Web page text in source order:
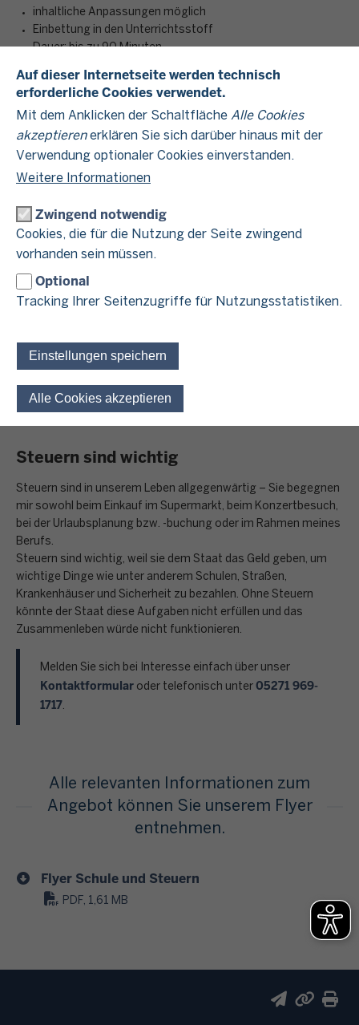
Auf dieser Internetseite werden technisch
erforderliche Cookies verwendet.
Mit dem Anklicken der Schaltfläche Alle Cookies
akzeptierenerklären Sie sich darüber hinaus mit der
Verwendung optionaler Cookies einverstanden.
Weitere Informationen
Zwingend notwendig
Cookies, die für die Nutzung der Seite zwingend
vorhanden sein müssen.
Optional
Tracking Ihrer Seitenzugriffe für Nutzungsstatistiken.
Einstellungen speichern
Alle Cookies akzeptieren
inhaltliche Anpassungen möglich
Einbettung in den Unterrichtsstoff
Dauer: bis zu 90 Minuten
Mitarbeitende der Finanzämter die Schulen in Nordrhein-
Westfalen – ob Real-, Gesamt- oder Kollegschule, aber auch
Gymnasium: Wir erarbeiten gemeinsam mit den Schülerinnen
und Schülern einen grundlegenden Überblick über das
Die Schülerinnen und Schüler lernen interaktiv und praxisnah
verschieden Arten von Steuern kennen und erfahren, wofür
diese verwendet werden. Schwerpunkte liegen dabei auf der
Umsatzsteuer- sowie Einkommensteuer. Neben der
Beantwortung von konkreten Fragen wie „Wie finanziert sich
unser Staat?“ und „Was bedeutet Steuergerechtigkeit“? bleibt
Schülerinnen und Schüler zu beantworten, wie zum Beispiel:
Versteuerung von Ferienjobs oder
Steuern sind wichtig
Steuern sind in unserem Leben allgegenwärtig – Sie begegnen
mir sowohl beim Einkauf im Supermarkt, beim Konzertbesuch,
bei der Urlaubsplanung bzw. -buchung oder im Rahmen meines
Berufs.
Steuern sind wichtig, weil sie dem Staat das Geld geben, um
wichtige Dinge wie unter anderem Schulen, Straßen,
Krankenhäuser und Sicherheit zu bezahlen. Ohne Steuern
könnte der Staat diese Aufgaben nicht erfüllen und das
Zusammenleben würde nicht funktionieren.
Melden Sie sich bei Interesse einfach über unser
Kontaktformular oder telefonisch unter 05271 969-
1717
Alle relevanten Informationen zum
Angebot können Sie unserem Flyer
entnehmen.
Flyer Schule und Steuern
PDF, 1,61 MB